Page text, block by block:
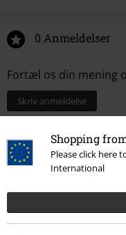
Shopping
Please click here
International
0 Anmeldelser
Fortæl os din mening
Skriv anmeldelse